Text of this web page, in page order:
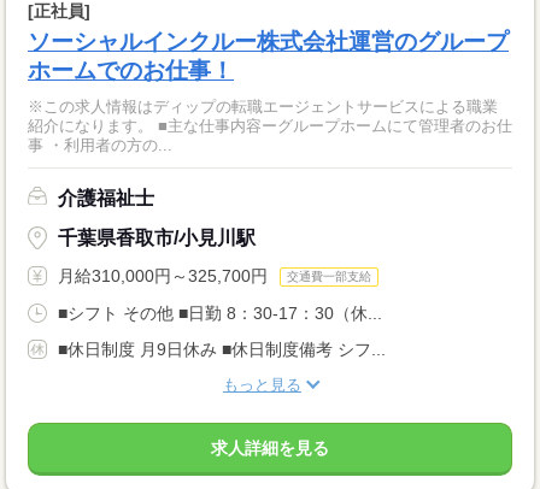
[正社員]
ソーシャルインクルー株式会社運営のグループ
ホームでのお仕事！
※この求人情報はディップの転職エージェントサービスによる職業
紹介になります。 ■主な仕事内容ーグループホームにて管理者のお仕
事 ・利用者の方の...
介護福祉士
千葉県香取市/小見川駅
月給310,000円～325,700円 交通費一部支給
■シフト その他 ■日勤 8：30-17：30（休...
■休日制度 月9日休み ■休日制度備考 シフ...
もっと見る
求人詳細を見る